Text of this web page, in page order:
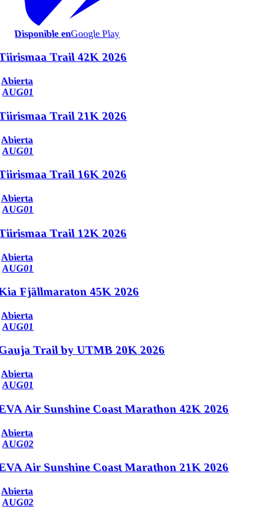
Disponible enGoogle Play
Trail 42K 2026
Abierta
AUG01
Trail 21K 2026
Abierta
AUG01
Trail 16K 2026
Abierta
AUG01
Trail 12K 2026
Abierta
AUG01
Fjällmaraton 45K 2026
Abierta
AUG01
Trail by UTMB 20K 2026
Abierta
AUG01
Air Sunshine Coast Marathon 42K 2026
Abierta
AUG02
Air Sunshine Coast Marathon 21K 2026
Abierta
AUG02